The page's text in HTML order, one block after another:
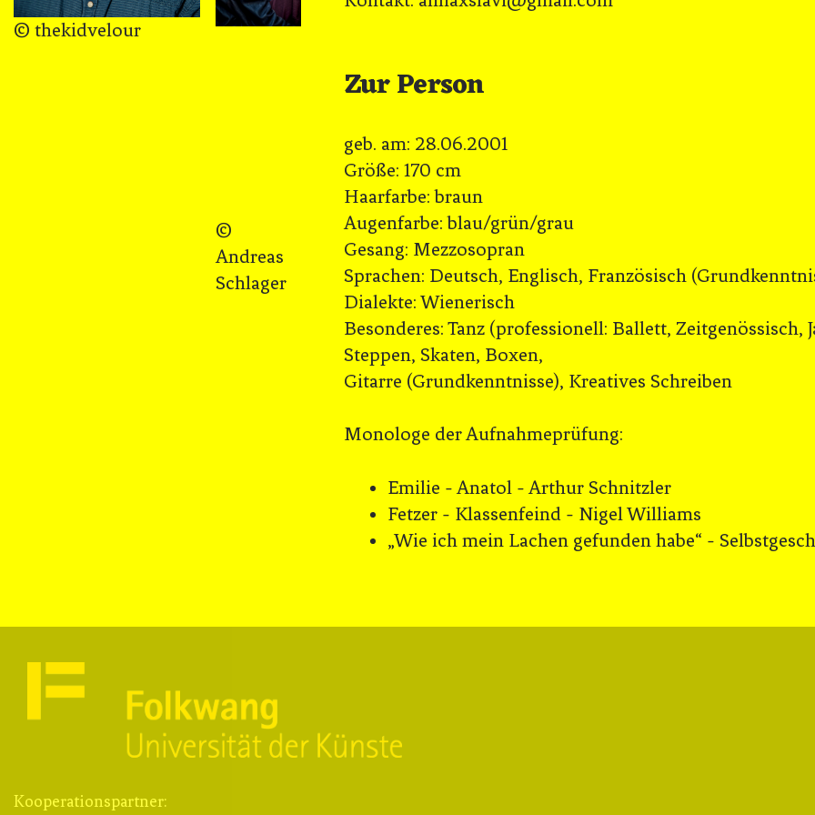
© thekidvelour
©
Andreas
Schlager
Zur Person
geb. am: 28.06.2001
Größe: 170 cm
Haarfarbe: braun
Augenfarbe: blau/grün/grau
Gesang: Mezzosopran
Sprachen: Deutsch, Englisch, Französisch
Dialekte: Wienerisch
Besonderes: Tanz (professionell: Ballett, Zeitgenössisch,
Steppen, Skaten, Boxen,
Gitarre (Grundkenntnisse), Kreatives Schreiben
Monologe der Aufnahmeprüfung:
Emilie - Anatol - Arthur Schnitzler
Fetzer - Klassenfeind - Nigel Williams
„Wie ich mein Lachen gefunden habe“ -
Kooperationspartner: